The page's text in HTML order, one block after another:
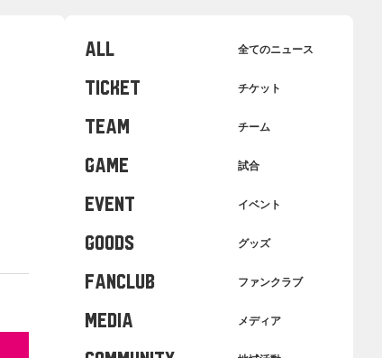
ALL 全てのニュース
TICKET チケット
TEAM チーム
GAME 試合
EVENT イベント
GOODS グッズ
FANCLUB ファンクラブ
MEDIA メディア